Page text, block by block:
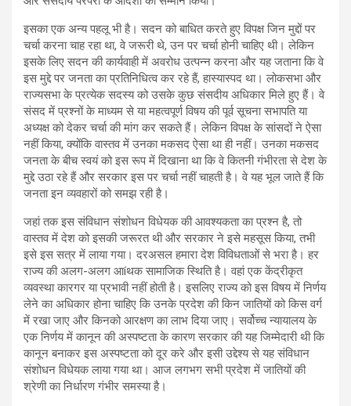
इसका एक अन्य पहलू भी है। सदन को बाधित करते हुए विपक्ष जिन मुद्दों पर
चर्चा करना चाह रहा था, वे जरूरी थे, उन पर चर्चा होनी चाहिए थी। लेकिन
इसके लिए सदन की कार्यवाही में अवरोध उत्पन्न करना और यह जताना कि वे
इस मुद्दे पर जनता का प्रतिनिधित्व कर रहे हैं, हास्यास्पद था। लोकसभा और
राज्यसभा के प्रत्येक सदस्य को उसके कुछ संसदीय अधिकार मिले हुए हैं। वे
संसद में प्रश्नों के माध्यम से या महत्वपूर्ण विषय की पूर्व सूचना सभापति या
अध्यक्ष को देकर चर्चा की मांग कर सकते हैं। लेकिन विपक्ष के सांसदों ने ऐसा
नहीं किया, क्योंकि वास्तव में उनका मकसद ऐसा था ही नहीं। उनका मकसद
जनता के बीच स्वयं को इस रूप में दिखाना था कि वे कितनी गंभीरता से देश के
मुद्दे उठा रहे हैं और सरकार इस पर चर्चा नहीं चाहती है। वे यह भूल जाते हैं कि
जनता इन व्यवहारों को समझ रही है।
जहां तक इस संविधान संशोधन विधेयक की आवश्यकता का प्रश्न है, तो
वास्तव में देश को इसकी जरूरत थी और सरकार ने इसे महसूस किया, तभी
इसे इस सत्र में लाया गया। दरअसल हमारा देश विविधताओं से भरा है। हर
राज्य की अलग-अलग आíथक सामाजिक स्थिति है। वहां एक केंद्रीकृत
व्यवस्था कारगर या प्रभावी नहीं होती है। इसलिए राज्य को इस विषय में निर्णय
लेने का अधिकार होना चाहिए कि उनके प्रदेश की किन जातियों को किस वर्ग
में रखा जाए और किनको आरक्षण का लाभ दिया जाए। सर्वोच्च न्यायालय के
एक निर्णय में कानून की अस्पष्टता के कारण सरकार की यह जिम्मेदारी थी कि
कानून बनाकर इस अस्पष्टता को दूर करे और इसी उद्देश्य से यह संविधान
संशोधन विधेयक लाया गया था। आज लगभग सभी प्रदेश में जातियों की
श्रेणी का निर्धारण गंभीर समस्या है।